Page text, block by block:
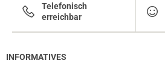
Telefonisch
erreichbar
INFORMATIVES